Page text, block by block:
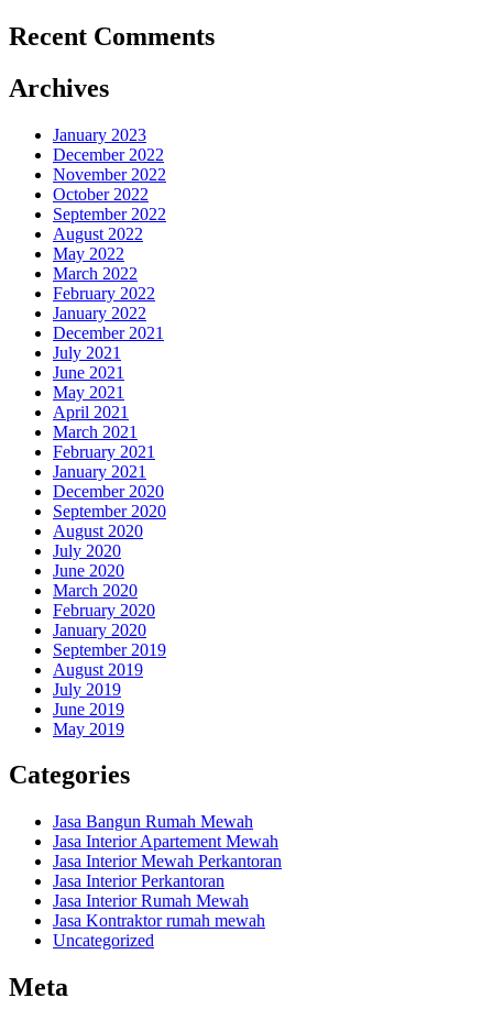
Recent Comments
Archives
January 2023
December 2022
November 2022
October 2022
September 2022
August 2022
May 2022
March 2022
February 2022
January 2022
December 2021
July 2021
June 2021
May 2021
April 2021
March 2021
February 2021
January 2021
December 2020
September 2020
August 2020
July 2020
June 2020
March 2020
February 2020
January 2020
September 2019
August 2019
July 2019
June 2019
May 2019
Categories
Jasa Bangun Rumah Mewah
Jasa Interior Apartement Mewah
Jasa Interior Mewah Perkantoran
Jasa Interior Perkantoran
Jasa Interior Rumah Mewah
Jasa Kontraktor rumah mewah
Uncategorized
Meta